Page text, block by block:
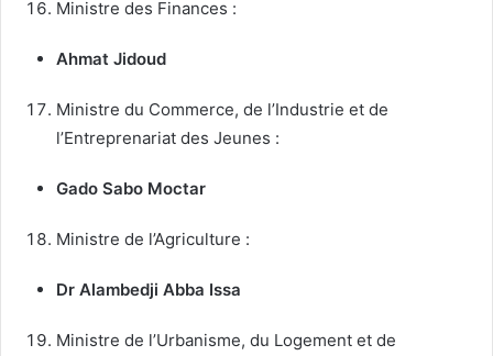
Ministre des Finances :
Ahmat Jidoud
Ministre du Commerce, de l’Industrie et de
l’Entreprenariat des Jeunes :
Gado Sabo Moctar
Ministre de l’Agriculture :
Dr Alambedji Abba Issa
Ministre de l’Urbanisme, du Logement et de